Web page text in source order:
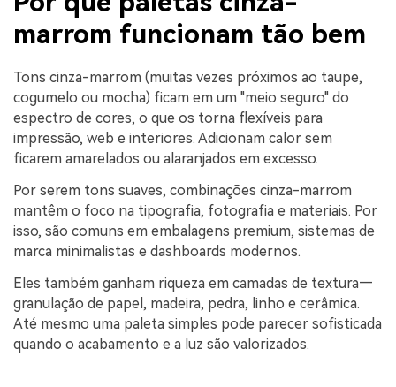
marrom funcionam tão bem
Tons cinza-marrom (muitas vezes próximos ao taupe,
cogumelo ou mocha) ficam em um "meio seguro" do
espectro de cores, o que os torna flexíveis para
impressão, web e interiores. Adicionam calor sem
ficarem amarelados ou alaranjados em excesso.
Por serem tons suaves, combinações cinza-marrom
mantêm o foco na tipografia, fotografia e materiais. Por
isso, são comuns em embalagens premium, sistemas de
marca minimalistas e dashboards modernos.
Eles também ganham riqueza em camadas de textura—
granulação de papel, madeira, pedra, linho e cerâmica.
Até mesmo uma paleta simples pode parecer sofisticada
quando o acabamento e a luz são valorizados.